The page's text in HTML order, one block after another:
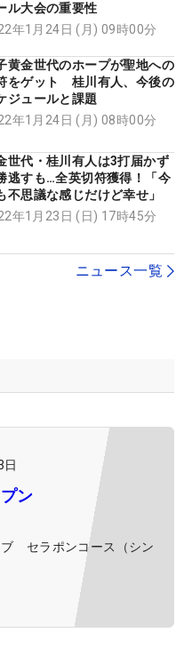
ル大会の重要性
年1月24日 (月) 09時00分
黄金世代のホープが聖地への
をゲット 桂川有人、今後の
ジュールと課題
年1月24日 (月) 08時00分
世代・桂川有人は3打届かず
逃すも…全英切符獲得！「今
不思議な感じだけど幸せ」
年1月23日 (日) 17時45分
ニュース一覧
ン
セラポンコース（シン